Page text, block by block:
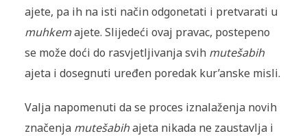
ajete, pa ih na isti način odgonetati i pretvarati u
muhkemajete. Slijedeći ovaj pravac, postepeno
se može doći do rasvjetljivanja svih mutešabih
ajeta i dosegnuti uređen poredak kur’anske misli.
Valja napomenuti da se proces iznalaženja novih
značenja mutešabihajeta nikada ne zaustavlja i